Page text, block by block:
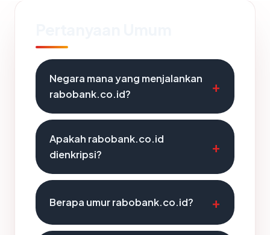
Negara mana yang menjalankan
rabobank.co.id?
Apakah rabobank.co.id
dienkripsi?
Berapa umur rabobank.co.id?